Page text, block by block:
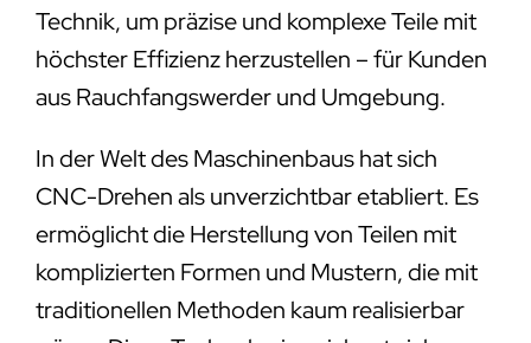
Technik, um präzise und komplexe Teile mit
höchster Effizienz herzustellen – für Kunden
aus Rauchfangswerder und Umgebung.
In der Welt des Maschinenbaus hat sich
CNC-Drehen als unverzichtbar etabliert. Es
ermöglicht die Herstellung von Teilen mit
komplizierten Formen und Mustern, die mit
traditionellen Methoden kaum realisierbar